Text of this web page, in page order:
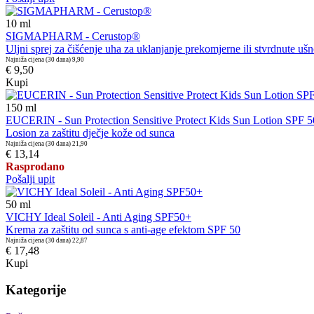
10 ml
SIGMAPHARM - Cerustop®
Uljni sprej za čišćenje uha za uklanjanje prekomjerne ili stvrdnute
Najniža cijena (30 dana) 9,90
€ 9,50
Kupi
150 ml
EUCERIN - Sun Protection Sensitive Protect Kids Sun Lotion SPF
Losion za zaštitu dječje kože od sunca
Najniža cijena (30 dana) 21,90
€ 13,14
Rasprodano
Pošalji upit
50 ml
VICHY Ideal Soleil - Anti Aging SPF50+
Krema za zaštitu od sunca s anti-age efektom SPF 50
Najniža cijena (30 dana) 22,87
€ 17,48
Kupi
Kategorije